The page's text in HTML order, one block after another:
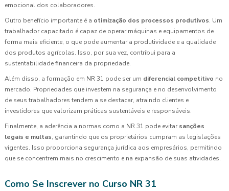
emocional dos colaboradores.
Outro benefício importante é a otimização dos processos produtivos. Um
trabalhador capacitado é capaz de operar máquinas e equipamentos de
forma mais eficiente, o que pode aumentar a produtividade e a qualidade
dos produtos agrícolas. Isso, por sua vez, contribui para a
sustentabilidade financeira da propriedade.
Além disso, a formação em NR 31 pode ser um diferencial competitivo no
mercado. Propriedades que investem na segurança e no desenvolvimento
de seus trabalhadores tendem a se destacar, atraindo clientes e
investidores que valorizam práticas sustentáveis e responsáveis.
Finalmente, a aderência a normas como a NR 31 pode evitar sanções
legais e multas, garantindo que os proprietários cumpram as legislações
vigentes. Isso proporciona segurança jurídica aos empresários, permitindo
que se concentrem mais no crescimento e na expansão de suas atividades.
Como Se Inscrever no Curso NR 31